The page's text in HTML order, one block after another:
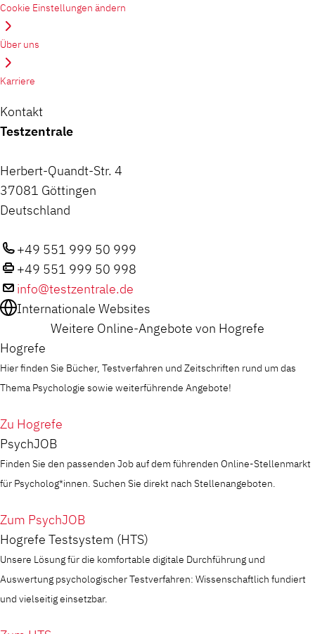
Cookie Einstellungen ändern
Über uns
Karriere
Kontakt
Testzentrale
Herbert-Quandt-Str. 4
37081 Göttingen
Deutschland
+49 551 999 50 999
+49 551 999 50 998
info@testzentrale.de
Internationale Websites
Weitere Online-Angebote von Hogrefe
Hogrefe
Hier finden Sie Bücher, Testverfahren und Zeitschriften rund um das
Thema Psychologie sowie weiterführende Angebote!
Zu Hogrefe
PsychJOB
Finden Sie den passenden Job auf dem führenden Online-Stellenmarkt
für Psycholog*innen. Suchen Sie direkt nach Stellenangeboten.
Zum PsychJOB
Hogrefe Testsystem (HTS)
Unsere Lösung für die komfortable digitale Durchführung und
Auswertung psychologischer Testverfahren: Wissenschaftlich fundiert
und vielseitig einsetzbar.